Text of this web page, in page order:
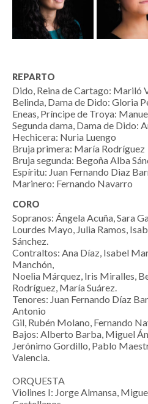
REPARTO
Dido, Reina de Cartago: Mariló
Belinda, Dama de Dido: Gloria
Eneas, Príncipe de Troya:
Segunda dama, Dama de Dido:
Hechicera: Nuria Luengo
Bruja primera: María Rodríguez
Bruja segunda: Begoña Alba
Espíritu: Juan Fernando Diaz
Marinero: Fernando Navarro
CORO
Sopranos: Ángela Acuña, Sara
Lourdes Mayo, Julia Ramos,
Sánchez.
Contraltos: Ana Díaz, Isabel
Manchón,
Noelia Márquez, Iris Miralles,
Rodríguez, María Suárez.
Tenores: Juan Fernando Díaz
Antonio
Gil, Rubén Molano, Fernando
Bajos: Alberto Barba, Miguel
Jerónimo Gordillo, Pablo
Valencia.
ORQUESTA
Violines I: Jorge Almansa,